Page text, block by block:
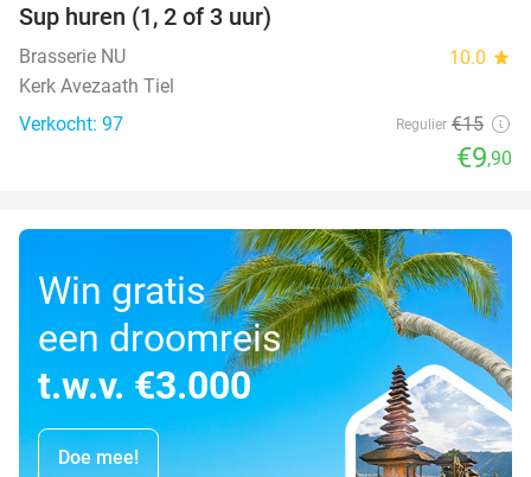
Sup huren (1, 2 of 3 uur)
Brasserie NU 10.0 star
Kerk Avezaath Tiel
Verkocht: 97
Regulier €15
€9,90
Win gratis
een droomreis
t.w.v. €3.000
Doe mee!